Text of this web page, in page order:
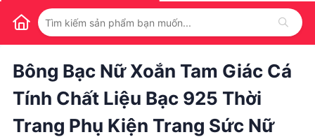
1 /
Bông Bạc Nữ Xoắn Tam Giác Cá
Tính Chất Liệu Bạc 925 Thời
Trang Phụ Kiện Trang Sức Nữ